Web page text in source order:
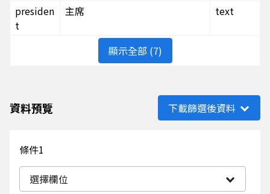
presiden
t
主席 text
顯示全部 (7)
資料預覽 下載篩選後資料
條件1
選擇欄位